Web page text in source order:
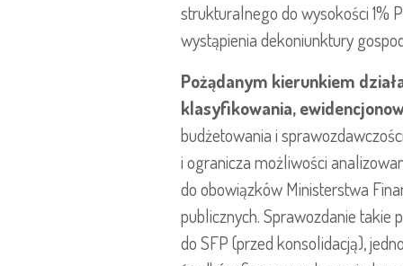
strukturalnego do wysokości 1%
wystąpienia dekoniunktury
Pożądanym kierunkiem
klasyfikowania,
budżetowania i
i ogranicza możliwości
do obowiązków Ministerstwa
publicznych. Sprawozdanie takie
do SFP (przed konsolidacją),